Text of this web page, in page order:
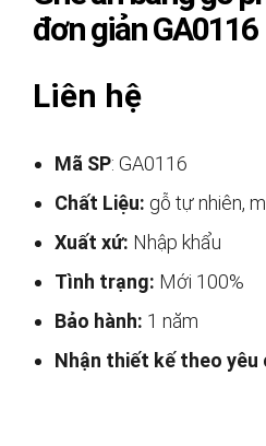
đơn giản GA0116
Liên hệ
Mã SP: GA0116
Chất Liệu: gỗ tự nhiên,
Xuất xứ: Nhập khẩu
Tình trạng: Mới 100%
Bảo hành: 1 năm
Nhận thiết kế theo yêu